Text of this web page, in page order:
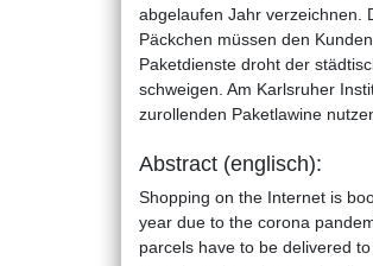
abgelaufen Jahr verzeichnen.
Päckchen müssen den
Paketdienste droht der
schweigen. Am Karlsruher
zurollenden Paketlawine
Abstract (englisch):
Shopping on the Internet is
year due to the corona
parcels have to be delivered